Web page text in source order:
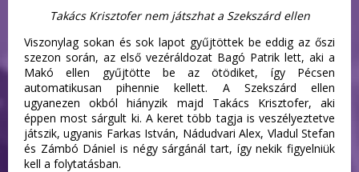
Takács Krisztofer nem játszhat a Szekszárd ellen
Viszonylag sokan és sok lapot gyűjtöttek be eddig az őszi
szezon során, az első vezéráldozat Bagó Patrik lett, aki a
Makó ellen gyűjtötte be az ötödiket, így Pécsen
automatikusan pihennie kellett. A Szekszárd ellen
ugyanezen okból hiányzik majd Takács Krisztofer, aki
éppen most sárgult ki. A keret több tagja is veszélyeztetve
játszik, ugyanis Farkas István, Nádudvari Alex, Vladul Stefan
és Zámbó Dániel is négy sárgánál tart, így nekik figyelniük
kell a folytatásban.